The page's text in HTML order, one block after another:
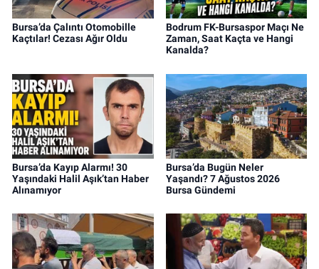
Bursa’da Çalıntı Otomobille
Kaçtılar! Cezası Ağır Oldu
Bodrum FK-Bursaspor Maçı Ne
Zaman, Saat Kaçta ve Hangi
Kanalda?
Bursa’da Kayıp Alarmı! 30
Yaşındaki Halil Aşık’tan Haber
Alınamıyor
Bursa’da Bugün Neler
Yaşandı? 7 Ağustos 2026
Bursa Gündemi